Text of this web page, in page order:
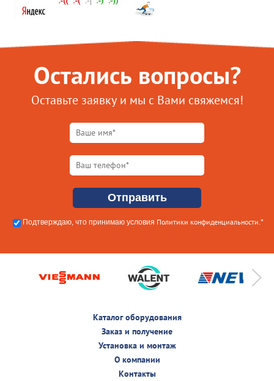
Остались вопросы?
Оставьте заявку и мы с Вами свяжемся!
Подтверждаю, что принимаю условия Политики конфиденциальности.*
Каталог оборудования
Заказ и получение
Установка и монтаж
О компании
Контакты